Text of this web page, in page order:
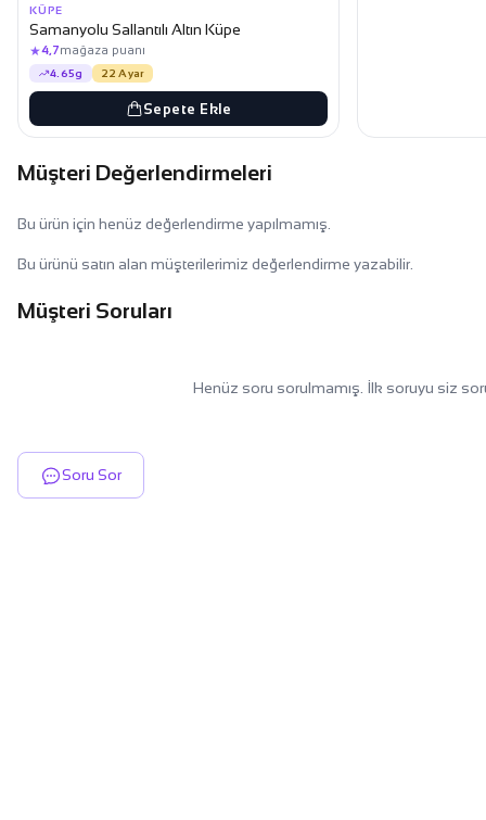
KÜPE
Samanyolu Sallantılı Altın Küpe
★4,7mağaza puanı
4.65g 22 Ayar
Sepete Ekle
Müşteri Değerlendirmeleri
Bu ürün için henüz değerlendirme yapılmamış.
Bu ürünü satın alan müşterilerimiz değerlendirme yazabilir.
Müşteri Soruları
Henüz soru sorulmamış. İlk soruyu siz
Soru Sor